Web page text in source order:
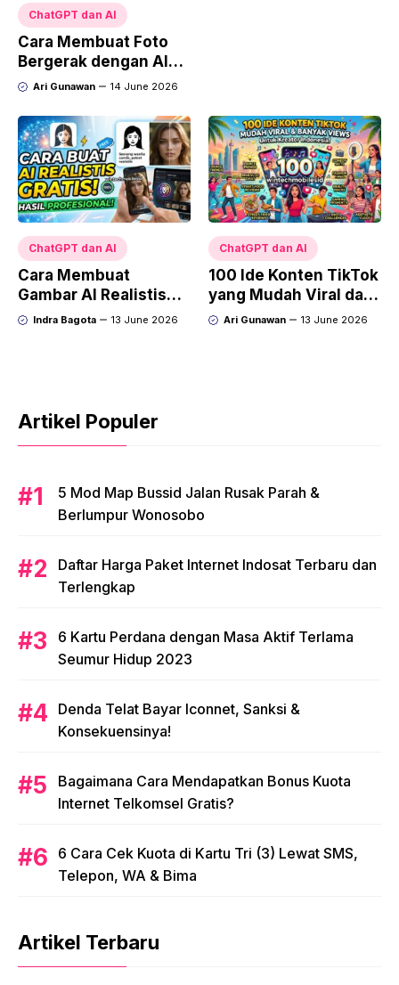
ChatGPT dan AI
Cara Membuat Foto
Bergerak dengan AI
Terbaru, Mudah untuk
Media Sosial
Ari Gunawan 14 June 2026
ChatGPT dan AI
Cara Membuat
Gambar AI Realistis
Gratis dengan Hasil
Indra Bagota 13 June 2026
ChatGPT dan AI
100 Ide Konten TikTok
yang Mudah Viral dan
Banyak View untuk
Ari Gunawan 13 June 2026
Artikel Populer
5 Mod Map Bussid Jalan Rusak Parah &
Berlumpur Wonosobo
Daftar Harga Paket Internet Indosat Terbaru dan
Terlengkap
6 Kartu Perdana dengan Masa Aktif Terlama
Seumur Hidup 2023
Denda Telat Bayar Iconnet, Sanksi &
Konsekuensinya!
Bagaimana Cara Mendapatkan Bonus Kuota
Internet Telkomsel Gratis?
6 Cara Cek Kuota di Kartu Tri (3) Lewat SMS,
Telepon, WA & Bima
Artikel Terbaru